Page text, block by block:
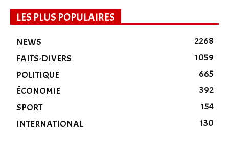
LES PLUS POPULAIRES
NEWS
2268
FAITS-DIVERS
1059
POLITIQUE
665
ÉCONOMIE
392
SPORT
154
INTERNATIONAL
130